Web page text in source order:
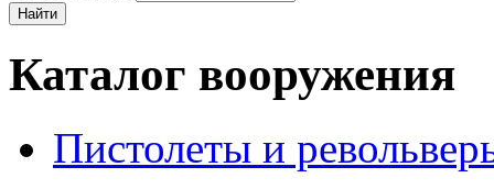
Каталог вооружения
Пистолеты и